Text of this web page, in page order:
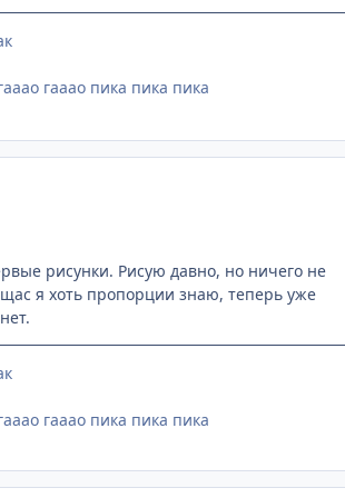
гааао пика пика пика
рисунки. Рисую давно, но ничего не
я хоть пропорции знаю, теперь уже
гааао пика пика пика